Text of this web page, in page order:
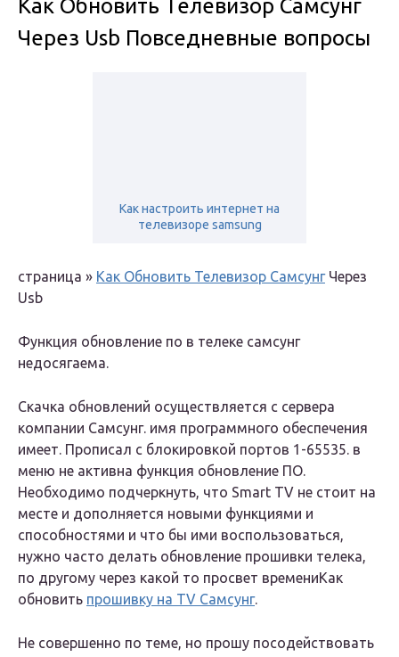
Как Обновить Телевизор Самсунг
Через Usb Повседневные вопросы
Как настроить интернет на
телевизоре samsung
страница » Как Обновить Телевизор СамсунгЧерез
Usb
Функция обновление по в телеке самсунг
недосягаема.
Скачка обновлений осуществляется с сервера
компании Самсунг. имя программного обеспечения
имеет. Прописал с блокировкой портов 1-65535. в
меню не активна функция обновление ПО.
Необходимо подчеркнуть, что Smart TV не стоит на
месте и дополняется новыми функциями и
способностями и что бы ими воспользоваться,
нужно часто делать обновление прошивки телека,
по другому через какой то просвет времениКак
обновить прошивку на TV Самсунг.
Не совершенно по теме, но прошу посодействовать